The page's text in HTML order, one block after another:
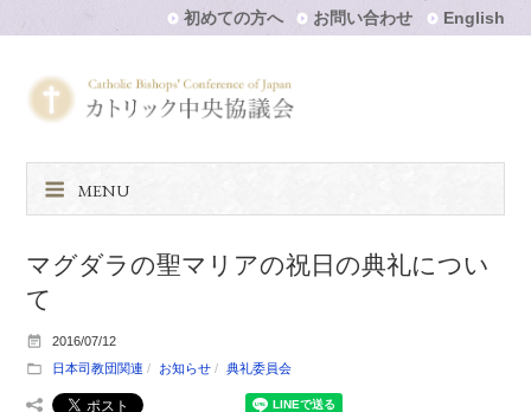
初めての方へ お問い合わせ English
MENU
マグダラの聖マリアの祝日の典礼につい
て
2016/07/12
日本司教団関連
お知らせ 典礼委員会